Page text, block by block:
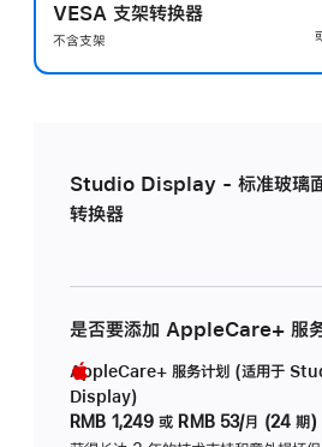
VESA 支架转换器
不含支架
Studio Display - 标准玻璃
转换器
是否要添加 AppleCare+ 服务
AppleCare+ 服务计划 (适用于
Display)
RMB 1,249 或 RMB 53/月 (24 期)